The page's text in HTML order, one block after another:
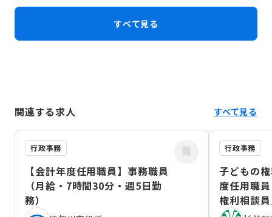
拓く挑戦
すべて見る
関連する求人 すべて見る
行政事務
【会計年度任用職員】事務職員
（月給・7時間30分・週5日勤
務）
行政事務
子どもの
度任用職
権利相談